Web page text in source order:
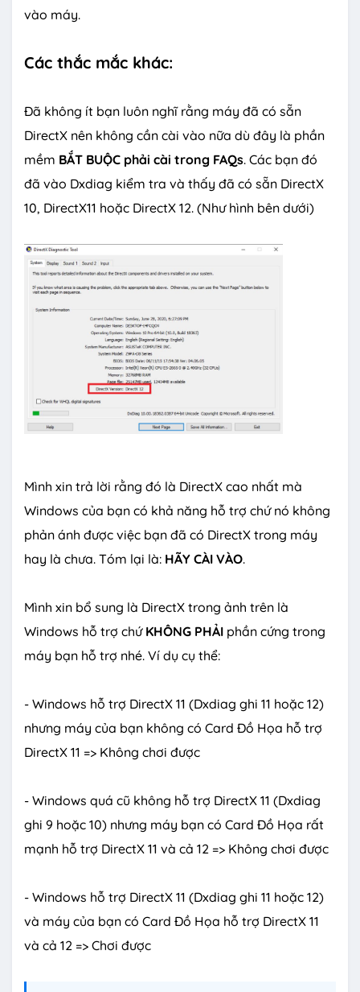
vào máy.
Các thắc mắc khác:
Đã không ít bạn luôn nghĩ rằng máy đã có sẵn
DirectX nên không cần cài vào nữa dù đây là phần
mềm BẮT BUỘC phải cài trong FAQs. Các bạn đó
đã vào Dxdiag kiểm tra và thấy đã có sẵn DirectX
10, DirectX11 hoặc DirectX 12. (Như hình bên dưới)
Mình xin trả lời rằng đó là DirectX cao nhất mà
Windows của bạn có khả năng hỗ trợ chứ nó không
phản ánh được việc bạn đã có DirectX trong máy
hay là chưa. Tóm lại là: HÃY CÀI VÀO.
Mình xin bổ sung là DirectX trong ảnh trên là
Windows hỗ trợ chứ KHÔNG PHẢI phần cứng trong
máy bạn hỗ trợ nhé. Ví dụ cụ thể:
- Windows hỗ trợ DirectX 11 (Dxdiag ghi 11 hoặc 12)
nhưng máy của bạn không có Card Đồ Họa hỗ trợ
DirectX 11 => Không chơi được
- Windows quá cũ không hỗ trợ DirectX 11 (Dxdiag
ghi 9 hoặc 10) nhưng máy bạn có Card Đồ Họa rất
mạnh hỗ trợ DirectX 11 và cả 12 => Không chơi được
- Windows hỗ trợ DirectX 11 (Dxdiag ghi 11 hoặc 12)
và máy của bạn có Card Đồ Họa hỗ trợ DirectX 11
và cả 12 => Chơi được